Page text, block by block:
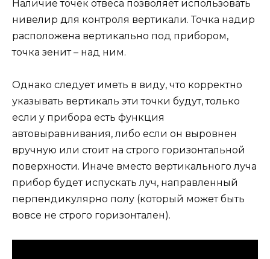
Наличие точек отвеса позволяет использовать
нивелир для контроля вертикали. Точка надир
расположена вертикально под прибором,
точка зенит – над ним.
Однако следует иметь в виду, что корректно
указывать вертикаль эти точки будут, только
если у прибора есть функция
автовыравнивания, либо если он выровнен
вручную или стоит на строго горизонтальной
поверхности. Иначе вместо вертикального луча
прибор будет испускать луч, направленный
перпендикулярно полу (который может быть
вовсе не строго горизонтален).